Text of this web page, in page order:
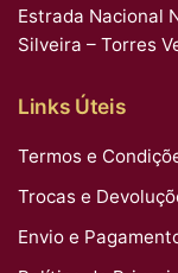
Estrada Nacional
Silveira – Torres
Links Úteis
Termos e
Trocas e
Envio e